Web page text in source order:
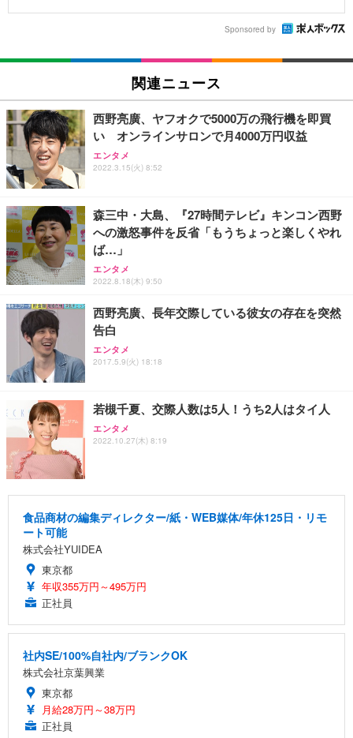
Sponsored by
関連ニュース
西野亮廣、ヤフオクで5000万の飛行機を即買
い オンラインサロンで月4000万円収益
エンタメ
2022.3.15(火) 8:52
森三中・大島、『27時間テレビ』キンコン西野
への激怒事件を反省「もうちょっと楽しくやれ
ば…」
エンタメ
2022.8.18(木) 9:50
西野亮廣、長年交際している彼女の存在を突然
告白
エンタメ
2017.5.9(火) 18:18
若槻千夏、交際人数は5人！うち2人はタイ人
エンタメ
2022.10.27(木) 8:19
食品商材の編集ディレクター/紙・WEB媒体/年休125日・リモ
ート可能
株式会社YUIDEA
東京都
年収355万円～495万円
正社員
社内SE/100%自社内/ブランクOK
株式会社京葉興業
東京都
月給28万円～38万円
正社員